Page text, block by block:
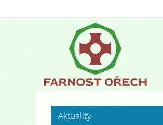
Aktuality